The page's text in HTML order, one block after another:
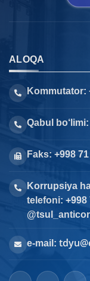
ALOQA
Kommutator:
Qabul
Faks: +998
Korrupsiya
telefoni: +998
e-mail: